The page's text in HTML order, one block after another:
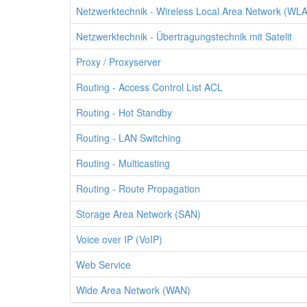
Netzwerktechnik - Wireless Local Area Network
Netzwerktechnik - Übertragungstechnik mit Satelit
Proxy / Proxyserver
Routing - Access Control List ACL
Routing - Hot Standby
Routing - LAN Switching
Routing - Multicasting
Routing - Route Propagation
Storage Area Network (SAN)
Voice over IP (VoIP)
Web Service
Wide Area Network (WAN)